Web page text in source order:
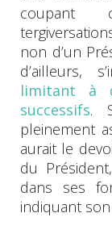
coupant
non d’un
d’ailleurs,
limitant à
successifs.
pleinement
aurait le
du
dans ses
indiquant